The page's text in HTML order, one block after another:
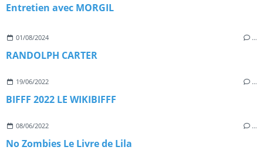
Entretien avec MORGIL
01/08/2024 …
RANDOLPH CARTER
19/06/2022 …
BIFFF 2022 LE WIKIBIFFF
08/06/2022 …
No Zombies Le Livre de Lila